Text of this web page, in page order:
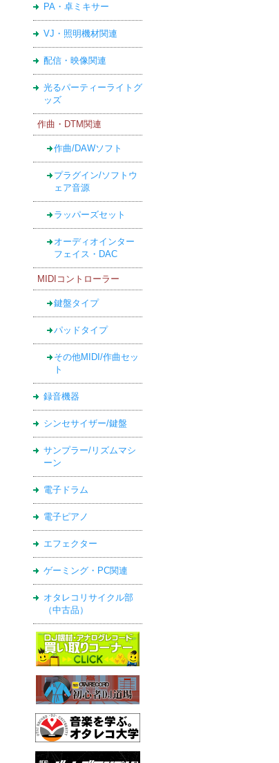
PA・卓ミキサー
VJ・照明機材関連
配信・映像関連
光るパーティーライトグ
ッズ
作曲・DTM関連
作曲/DAWソフト
プラグイン/ソフトウ
ェア音源
ラッパーズセット
オーディオインター
フェイス・DAC
MIDIコントローラー
鍵盤タイプ
パッドタイプ
その他MIDI/作曲セッ
ト
録音機器
シンセサイザー/鍵盤
サンプラー/リズムマシ
ーン
電子ドラム
電子ピアノ
エフェクター
ゲーミング・PC関連
オタレコリサイクル部
（中古品）